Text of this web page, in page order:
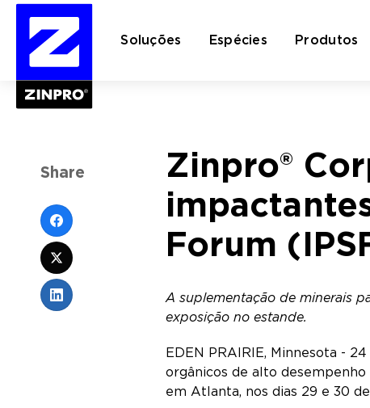
Soluções Espécies Produtos
Zinpro®
Forum
A suplementação de minerais
exposição no estande.
EDEN PRAIRIE, Minnesota -
orgânicos de alto desempenho
em Atlanta, nos dias 29 e 30
Share